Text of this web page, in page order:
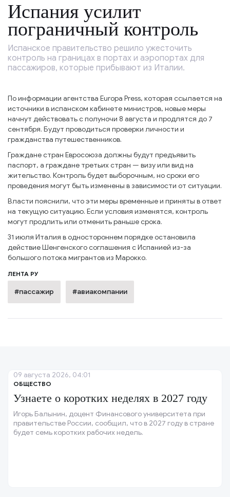
Испания усилит
пограничный контроль
Испанское правительство решило ужесточить
контроль на границах в портах и аэропортах для
пассажиров, которые прибывают из Италии.
По информации агентства Europa Press, которая ссылается на
источники в испанском кабинете министров, новые меры
начнут действовать с полуночи 8 августа и продлятся до 7
сентября. Будут проводиться проверки личности и
гражданства путешественников.
Граждане стран Евросоюза должны будут предъявить
паспорт, а граждане третьих стран — визу или вид на
жительство. Контроль будет выборочным, но сроки его
проведения могут быть изменены в зависимости от ситуации.
Власти пояснили, что эти меры временные и приняты в ответ
на текущую ситуацию. Если условия изменятся, контроль
могут продлить или отменить раньше срока.
31 июля Италия в одностороннем порядке остановила
действие Шенгенского соглашения с Испанией из-за
большого потока мигрантов из Марокко.
ЛЕНТА РУ
#пассажир #авиакомпании
ОБЩЕСТВО
Узнаете о коротких неделях в 2027 году
Игорь Балынин, доцент Финансового университета при
правительстве России, сообщил, что в 2027 году в стране
будет семь коротких рабочих недель.
09 августа 2026, 04:01